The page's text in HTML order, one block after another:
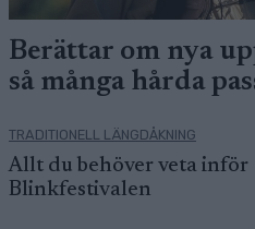
Berättar om nya
så många hårda
TRADITIONELL LÄNGDÅKNING
Allt du behöver veta inför
Blinkfestivalen